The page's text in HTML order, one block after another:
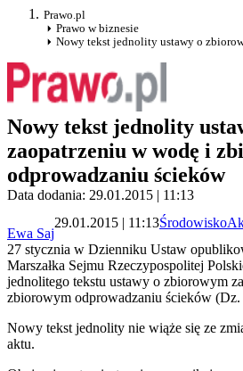
Prawo.pl
Prawo w biznesie
Nowy tekst jednolity ustawy o
Nowy tekst jednolity
zaopatrzeniu w wodę i
odprowadzaniu ścieków
Data dodania: 29.01.2015 | 11:13
Ewa Saj
29.01.2015 | 11:13Środowisko
27 stycznia w Dzienniku Ustaw
Marszałka Sejmu Rzeczypospolitej
jednolitego tekstu ustawy o zbiorowym
zbiorowym odprowadzaniu ścieków
Nowy tekst jednolity nie wiąże się ze
aktu.